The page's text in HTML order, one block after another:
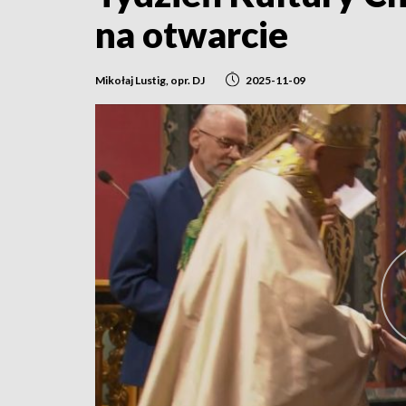
na otwarcie
Mikołaj Lustig, opr. DJ 2025-11-09